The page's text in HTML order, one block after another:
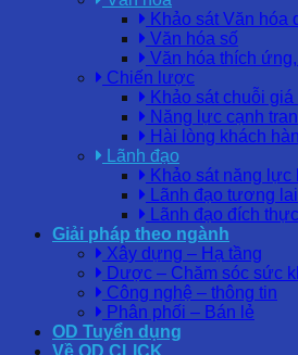
Khảo sát Văn hóa
Văn hóa số
Văn hóa thích
Chiến lược
Khảo sát chuỗi giá
Năng lực cạnh
Hài lòng khách
Lãnh đạo
Khảo sát năng lực
Lãnh đạo tương lai
Lãnh đạo đích thực
Giải pháp theo ngành
Xây dựng – Hạ tầng
Dược – Chăm sóc sức
Công nghệ – thông tin
Phân phối – Bán lẻ
OD Tuyển dụng
Về OD CLICK